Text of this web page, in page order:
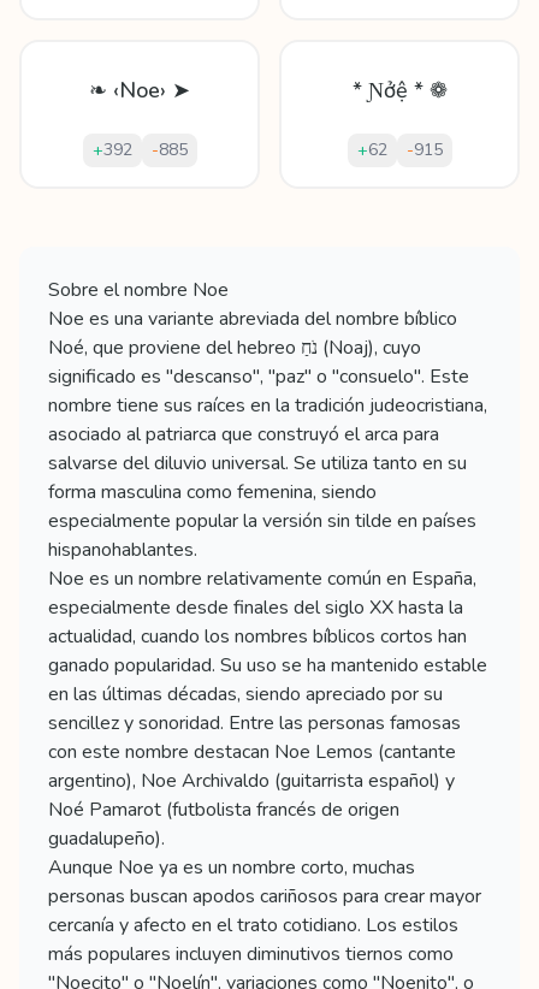
❧ ‹Noe› ➤
+392 -885
* Ɲởệ * ❁
+62 -915
Sobre el nombre Noe
Noe es una variante abreviada del nombre bíblico
Noé, que proviene del hebreo נֹחַ (Noaj), cuyo
significado es "descanso", "paz" o "consuelo". Este
nombre tiene sus raíces en la tradición judeocristiana,
asociado al patriarca que construyó el arca para
salvarse del diluvio universal. Se utiliza tanto en su
forma masculina como femenina, siendo
especialmente popular la versión sin tilde en países
hispanohablantes.
Noe es un nombre relativamente común en España,
especialmente desde finales del siglo XX hasta la
actualidad, cuando los nombres bíblicos cortos han
ganado popularidad. Su uso se ha mantenido estable
en las últimas décadas, siendo apreciado por su
sencillez y sonoridad. Entre las personas famosas
con este nombre destacan Noe Lemos (cantante
argentino), Noe Archivaldo (guitarrista español) y
Noé Pamarot (futbolista francés de origen
guadalupeño).
Aunque Noe ya es un nombre corto, muchas
personas buscan apodos cariñosos para crear mayor
cercanía y afecto en el trato cotidiano. Los estilos
más populares incluyen diminutivos tiernos como
"Noecito" o "Noelín", variaciones como "Noenito", o